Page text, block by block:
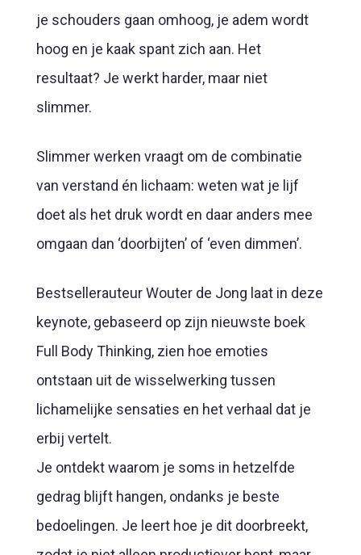
je schouders gaan omhoog, je adem wordt
hoog en je kaak spant zich aan. Het
resultaat? Je werkt harder, maar niet
slimmer.
Slimmer werken vraagt om de combinatie
van verstand én lichaam: weten wat je lijf
doet als het druk wordt en daar anders mee
omgaan dan ‘doorbijten’ of ‘even dimmen’.
Bestsellerauteur Wouter de Jong laat in deze
keynote, gebaseerd op zijn nieuwste boek
Full Body Thinking, zien hoe emoties
ontstaan uit de wisselwerking tussen
lichamelijke sensaties en het verhaal dat je
erbij vertelt.
Je ontdekt waarom je soms in hetzelfde
gedrag blijft hangen, ondanks je beste
bedoelingen. Je leert hoe je dit doorbreekt,